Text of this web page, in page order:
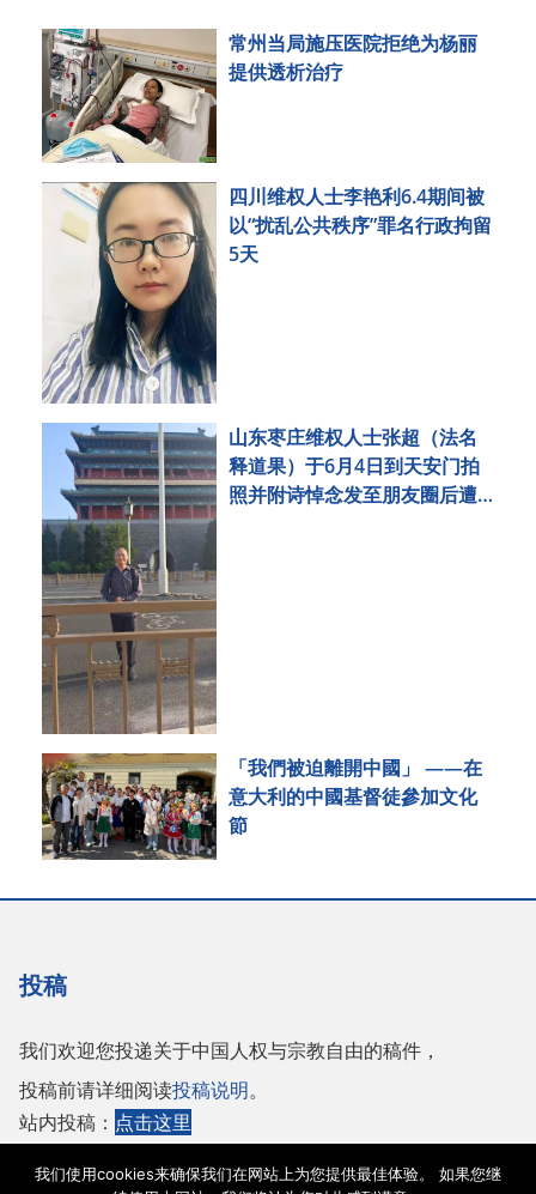
常州当局施压医院拒绝为杨丽
提供透析治疗
四川维权人士李艳利6.4期间被
以“扰乱公共秩序”罪名行政拘留
5天
山东枣庄维权人士张超（法名
释道果）于6月4日到天安门拍
照并附诗悼念发至朋友圈后遭
「我們被迫離開中國」 ——在
意大利的中國基督徒參加文化
節
投稿
我们欢迎您投递关于中国人权与宗教自由的稿件，
投稿前请详细阅读投稿说明。
站内投稿： 点击这里
我们使用cookies来确保我们在网站上为您提供最佳体验。 如果您继